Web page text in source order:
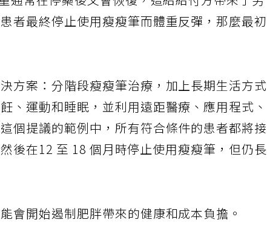
通常在停藥後又會恢復，這給給付方帶來了另
者最終停止使用瘦瘦筆而體重反彈，那麼最初
方案：分階段瘦瘦筆治療，加上長期生活方式
、運動和睡眠，並利用遠距醫療、應用程式、
個提議的範例中，所有符合條件的患者都將接
後在12 至 18 個月時停止使用瘦瘦筆，但仍長
會開始遏制肥胖帶來的健康和成本負擔。